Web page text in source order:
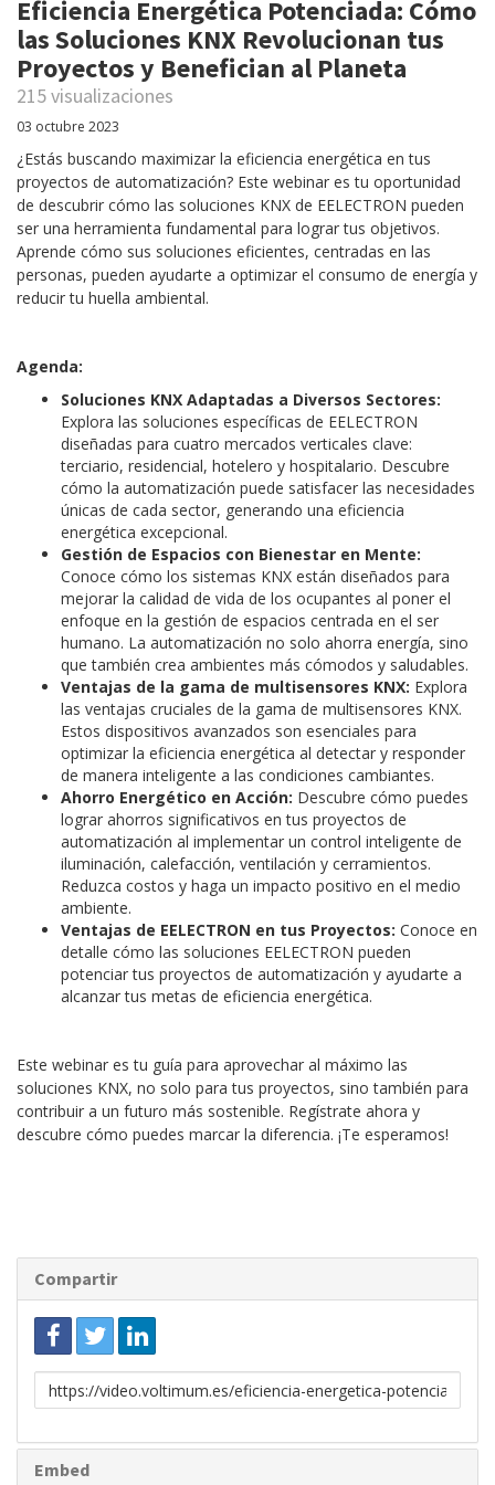
Eficiencia Energética Potenciada: Cómo
las Soluciones KNX Revolucionan tus
Proyectos y Benefician al Planeta
215 visualizaciones
03 octubre 2023
¿Estás buscando maximizar la eficiencia energética en tus
proyectos de automatización? Este webinar es tu oportunidad
de descubrir cómo las soluciones KNX de EELECTRON pueden
ser una herramienta fundamental para lograr tus objetivos.
Aprende cómo sus soluciones eficientes, centradas en las
personas, pueden ayudarte a optimizar el consumo de energía y
reducir tu huella ambiental.
Agenda:
Soluciones KNX Adaptadas a Diversos Sectores:
Explora las soluciones específicas de EELECTRON
diseñadas para cuatro mercados verticales clave:
terciario, residencial, hotelero y hospitalario. Descubre
cómo la automatización puede satisfacer las necesidades
únicas de cada sector, generando una eficiencia
energética excepcional.
Gestión de Espacios con Bienestar en Mente:
Conoce cómo los sistemas KNX están diseñados para
mejorar la calidad de vida de los ocupantes al poner el
enfoque en la gestión de espacios centrada en el ser
humano. La automatización no solo ahorra energía, sino
que también crea ambientes más cómodos y saludables.
Ventajas de la gama de multisensores KNX: Explora
las ventajas cruciales de la gama de multisensores KNX.
Estos dispositivos avanzados son esenciales para
optimizar la eficiencia energética al detectar y responder
de manera inteligente a las condiciones cambiantes.
Ahorro Energético en Acción: Descubre cómo puedes
lograr ahorros significativos en tus proyectos de
automatización al implementar un control inteligente de
iluminación, calefacción, ventilación y cerramientos.
Reduzca costos y haga un impacto positivo en el medio
ambiente.
Ventajas de EELECTRON en tus Proyectos: Conoce en
detalle cómo las soluciones EELECTRON pueden
potenciar tus proyectos de automatización y ayudarte a
alcanzar tus metas de eficiencia energética.
Este webinar es tu guía para aprovechar al máximo las
soluciones KNX, no solo para tus proyectos, sino también para
contribuir a un futuro más sostenible. Regístrate ahora y
descubre cómo puedes marcar la diferencia. ¡Te esperamos!
Compartir
Enlace
para
Embed